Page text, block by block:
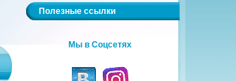
Полезные ссылки
Мы в Соцсетях